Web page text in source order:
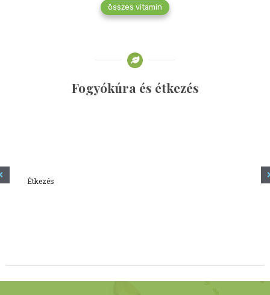
összes vitamin
Fogyókúra és étkezés
Étkezés